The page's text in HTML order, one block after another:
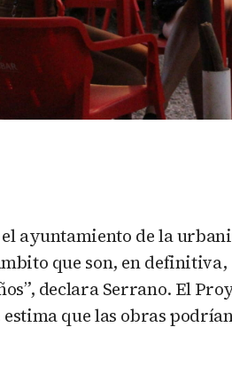
ayuntamiento de la
que son, en
declara Serrano. El
que las obras